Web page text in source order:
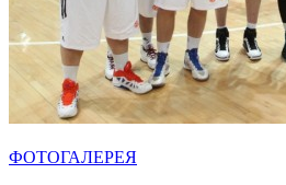
ФОТОГАЛЕРЕЯ